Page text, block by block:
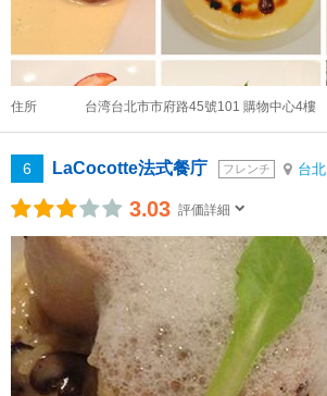
住所 台湾台北市市府路45號101 購物中心4樓
6 LaCocotte法式餐庁 フレンチ 台北
3.03 評価詳細